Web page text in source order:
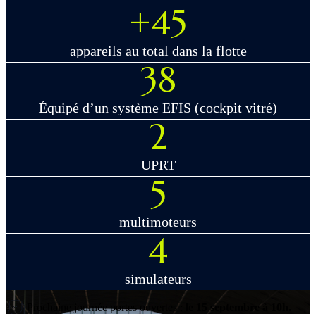
+45
appareils au total dans la flotte
38
Équipé d’un système EFIS (cockpit vitré)
2
UPRT
5
multimoteurs
4
simulateurs
Prochaine journée portes ouvertes : le 15 septembre à 10h.